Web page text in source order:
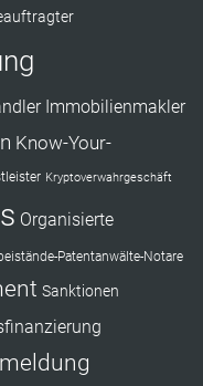
Immobilienmakler
Know-Your-
Kryptoverwahrgeschäft
Organisierte
Patentanwälte-Notare
Sanktionen